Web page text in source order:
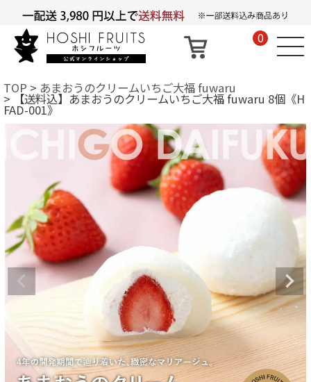
0
TOP あまおうのクリームいちご大福 fuwaru
【送料込】あまおうのクリームいちご大福 fuwaru 8個《H
FAD-001》